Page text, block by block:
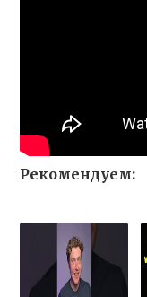
Рекомендуем: